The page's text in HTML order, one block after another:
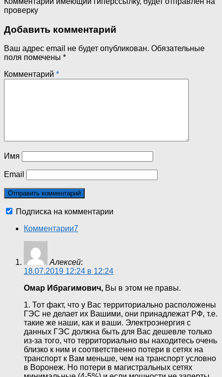
проверку
Добавить комментарий
Ваш адрес email не будет опубликован. Обязательные
поля помечены *
Комментарий *
Имя
Email
Подписка на комментарии
Комментарии7
Алексей:
18.07.2019 12:24 в 12:24
Омар Ибрагимович, Вы в этом не правы.
1. Тот факт, что у Вас территориально расположены
ГЭС не делает их Вашими, они принадлежат РФ, т.е.
такие же наши, как и ваши. Электроэнергия с
данных ГЭС должна быть для Вас дешевле только
из-за того, что территориально вы находитесь очень
близко к ним и соответственно потери в сетях на
транспорт к Вам меньше, чем на транспорт условно
в Воронеж. Но потери в магистральных сетях